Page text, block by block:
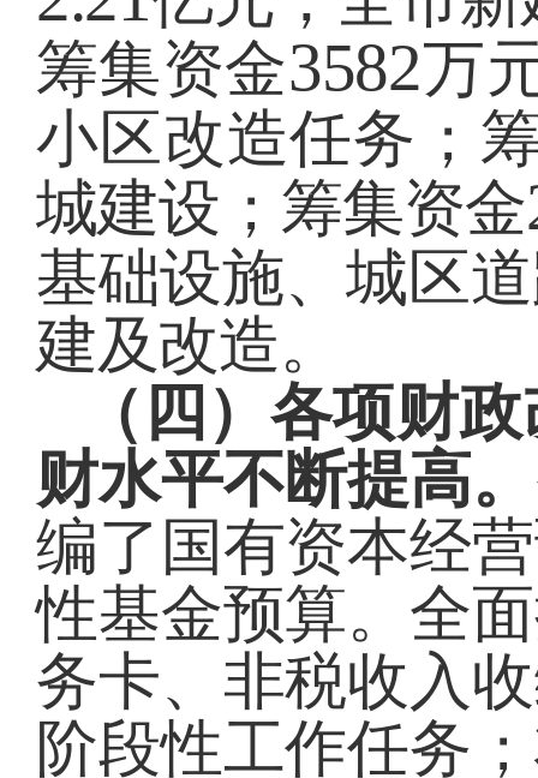
筹集资金3582万
小区改造任务；
城建设；筹集资金
基础设施、城区
建及改造。
（四）各项财
财水平不断提高。
编了国有资本经
性基金预算。全
务卡、非税收入
阶段性工作任务